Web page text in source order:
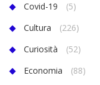
Covid-19
(5)
Cultura
(226)
Curiosità
(52)
Economia
(88)